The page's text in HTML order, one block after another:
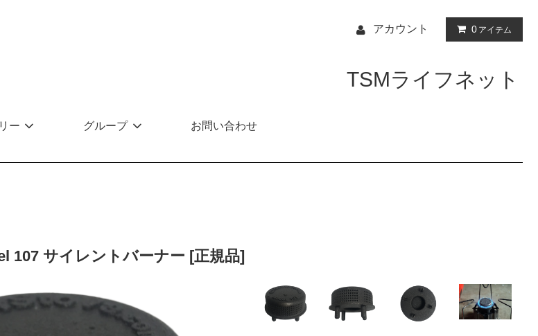
アカウント 0 アイテム
TSMライフネット
ー グループ お問い合わせ
107 サイレントバーナー [正規品]